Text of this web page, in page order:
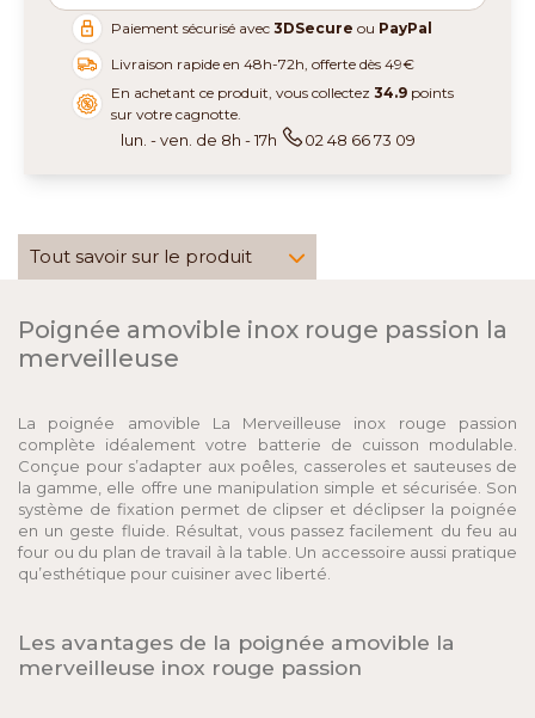
Paiement sécurisé avec3DSecure ou PayPal
Livraison rapide en 48h-72h, offerte dès 49€
En achetant ce produit, vous collectez34.9 points
sur votre cagnotte.
lun. - ven. de 8h - 17h 02 48 66 73 09
Tout savoir sur le produit
Poignée amovible inox rouge passion la
merveilleuse
La poignée amovible La Merveilleuse inox rouge passion
complète idéalement votre batterie de cuisson modulable.
Conçue pour s’adapter aux poêles, casseroles et sauteuses de
la gamme, elle offre une manipulation simple et sécurisée. Son
système de fixation permet de clipser et déclipser la poignée
en un geste fluide. Résultat, vous passez facilement du feu au
four ou du plan de travail à la table. Un accessoire aussi pratique
qu’esthétique pour cuisiner avec liberté.
Les avantages de la poignée amovible la
merveilleuse inox rouge passion